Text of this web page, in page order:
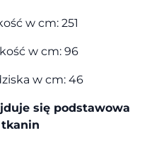
w cm: 251
w cm: 96
w cm: 46
się podstawowa